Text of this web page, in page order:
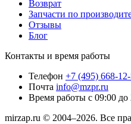
Возврат
Запчасти по
Отзывы
Блог
Контакты и время работы
Телефон +7 (495) 668-
Почта info@mzpr.ru
Время работы с 09:00
mirzap.ru © 2004–2026. Все